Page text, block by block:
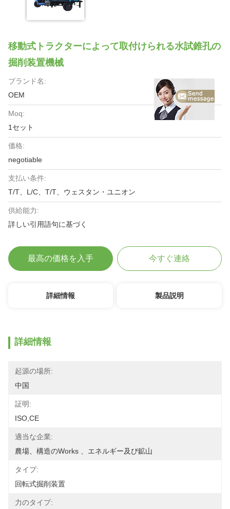
移動式トラクターによって取付けられる水試錐孔の
掘削装置機械
ブランド名:
OEM
Moq:
1セット
価格:
negotiable
支払い条件:
T/T、L/C、T/T、ウェスタン・ユニオン
供給能力:
詳しい引用語句に基づく
最高の価格を入手 今すぐ連絡
詳細情報 製品説明
詳細情報
起源の場所:
中国
証明:
ISO,CE
適当な企業:
農場、構造のworks 、エネルギー及び鉱山
タイプ:
回転式掘削装置
力のタイプ: